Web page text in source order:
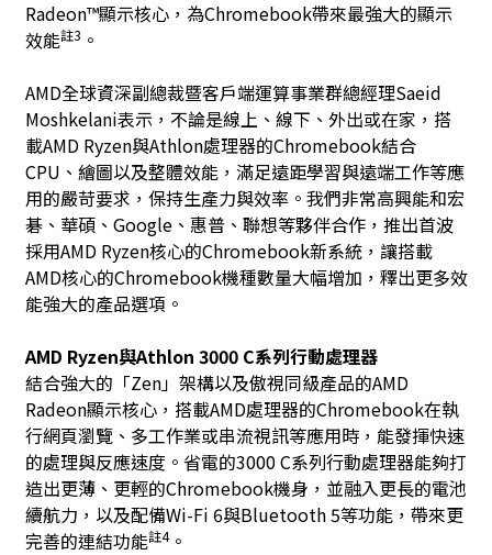
Radeon™顯示核心，為Chromebook帶來最強大的顯示
效能註3 。
AMD全球資深副總裁暨客戶端運算事業群總經理Saeid
Moshkelani表示，不論是線上、線下、外出或在家，搭
載AMD Ryzen與Athlon處理器的Chromebook結合
CPU、繪圖以及整體效能，滿足遠距學習與遠端工作等應
用的嚴苛要求，保持生產力與效率。我們非常高興能和宏
碁、華碩、Google、惠普、聯想等夥伴合作，推出首波
採用AMD Ryzen核心的Chromebook新系統，讓搭載
AMD核心的Chromebook機種數量大幅增加，釋出更多效
能強大的產品選項。
AMD Ryzen與Athlon 3000 C系列行動處理器
結合強大的「Zen」架構以及傲視同級產品的AMD
Radeon顯示核心，搭載AMD處理器的Chromebook在執
行網頁瀏覽、多工作業或串流視訊等應用時，能發揮快速
的處理與反應速度。省電的3000 C系列行動處理器能夠打
造出更薄、更輕的Chromebook機身，並融入更長的電池
續航力，以及配備Wi-Fi 6與Bluetooth 5等功能，帶來更
完善的連結功能註4。